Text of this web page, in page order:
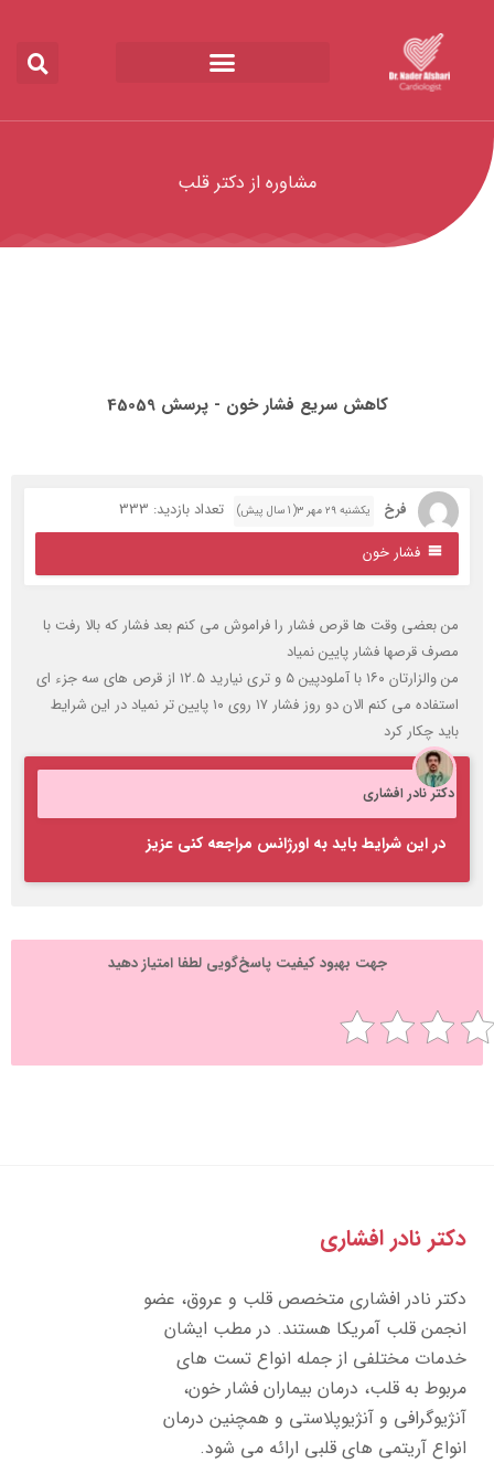
مشاوره از دکتر قلب
کاهش سریع فشار خون - پرسش 45059
فرخ یکشنبه ۲۹ مهر ۳( 1 سال پیش)
تعداد بازدید: 333
فشار خون
بعضی وقت ها قرص فشار را فراموش می کنم بعد فشار که بالا رفت با
قرصها فشار پایین نمیاد
من والزارتان ۱۶۰ با آملودپین ۵ و تری نیارید ۱۲.۵ از قرص های سه جزء اي
استفاده می کنم الان دو روز فشار ۱۷ روی ۱۰ پایین تر نمیاد در این شرایط
چکار کرد
دکتر نادر افشاری
در این شرایط باید به اورژانس مراجعه کنی عزیز
جهت بهبود کیفیت پاسخ‌گویی لطفا امتیاز دهید
نادر افشاری
نادر افشاری متخصص قلب و عروق، عضو
قلب آمریکا هستند. در مطب ایشان
مختلفی از جمله انواع تست های
به قلب، درمان بیماران فشار خون،
و آنژیوپلاستی و همچنین درمان
آریتمی های قلبی ارائه می شود.